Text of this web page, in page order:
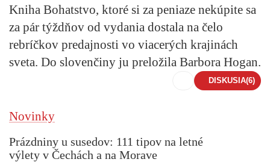
Kniha Bohatstvo, ktoré si za peniaze nekúpite sa
za pár týždňov od vydania dostala na čelo
rebríčkov predajnosti vo viacerých krajinách
sveta. Do slovenčiny ju preložila Barbora Hogan.
DISKUSIA(6)
Novinky
Prázdniny u susedov: 111 tipov na letné
výlety v Čechách a na Morave